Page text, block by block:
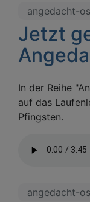
angedacht-
Jetzt
In der Reihe
auf das
Pfingsten.
angedacht-